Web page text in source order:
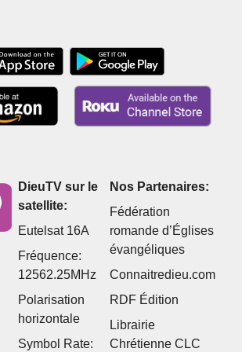
DieuTV sur le
satellite:
Eutelsat 16A
Fréquence:
12562.25MHz
Polarisation
horizontale
Symbol Rate:
Nos Partenaires:
Fédération
romande d’Églises
évangéliques
Connaitredieu.com
RDF Édition
Librairie
Chrétienne CLC